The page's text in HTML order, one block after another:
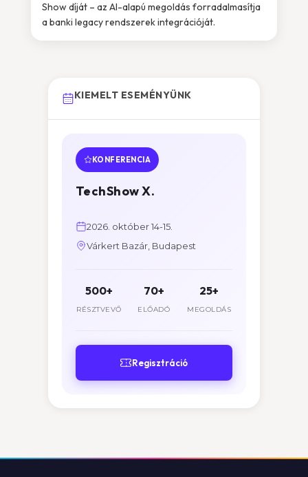
Show díját – az AI-alapú megoldás forradalmasítja
a banki legacy rendszerek integrációját.
KIEMELT ESEMÉNYÜNK
KONFERENCIA
TechShow X.
2026. október 14-15.
Várkert Bazár, Budapest
500+
RÉSZTVEVŐ
70+
ELŐADÓ
25+
MEGOLDÁS
Regisztráció